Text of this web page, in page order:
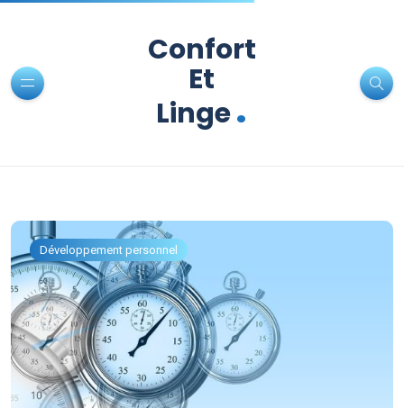
Confort
Et
Linge.
Développement personnel